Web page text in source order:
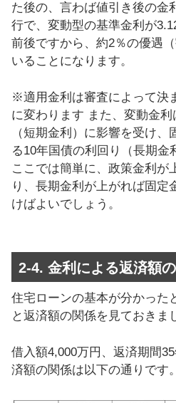
た後の、言わば値引き後の金
行で、変動型の基準金利が
前後ですから、約2％の優遇
いることになります。
※適用金利は審査によって決
に変わります また、変動金
（短期金利）に影響を受け
る10年国債の利回り（長期金
ここでは簡単に、政策金利が
り、長期金利が上がれば固定
けばよいでしょう。
2-4. 金利による返済額
住宅ローンの基本が分かった
と返済額の関係を見ておきま
借入額4,000万円、返済期間
済額の関係は以下の通りです。